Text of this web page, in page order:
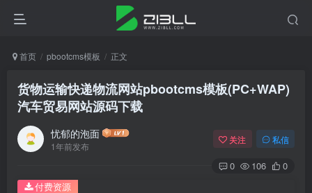
首页 pbootcms模板 正文
货物运输快递物流网站pbootcms模板(PC+WAP)
汽车贸易网站源码下载
忧郁的泡面
1年前发布
关注 私信
0 106 0
付费资源